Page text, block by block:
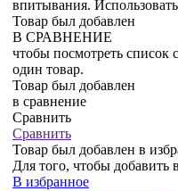
впитывания.
Товар был добавлен
В СРАВНЕНИЕ
чтобы посмотреть список
один товар.
Товар был добавлен
в сравнение
Сравнить
Сравнить
Товар был добавлен в
Для того, чтобы добавить
В избранное